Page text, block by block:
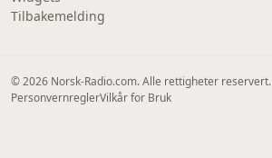
Tilbakemelding
© 2026 Norsk-Radio.com. Alle rettigheter reservert.
PersonvernreglerVilkår for Bruk